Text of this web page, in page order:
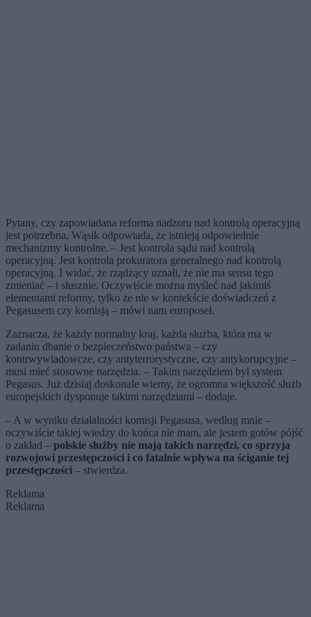
Pytany, czy zapowiadana reforma nadzoru nad kontrolą operacyjną
jest potrzebna, Wąsik odpowiada, że istnieją odpowiednie
mechanizmy kontrolne. – Jest kontrola sądu nad kontrolą
operacyjną. Jest kontrola prokuratora generalnego nad kontrolą
operacyjną. I widać, że rządzący uznali, że nie ma sensu tego
zmieniać – i słusznie. Oczywiście można myśleć nad jakimiś
elementami reformy, tylko że nie w kontekście doświadczeń z
Pegasusem czy komisją – mówi nam europoseł.
Zaznacza, że każdy normalny kraj, każda służba, która ma w
zadaniu dbanie o bezpieczeństwo państwa – czy
kontrwywiadowcze, czy antyterrorystyczne, czy antykorupcyjne –
musi mieć stosowne narzędzia. – Takim narzędziem był system
Pegasus. Już dzisiaj doskonale wiemy, że ogromna większość służb
europejskich dysponuje takimi narzędziami – dodaje.
– A w wyniku działalności komisji Pegasusa, według mnie –
oczywiście takiej wiedzy do końca nie mam, ale jestem gotów pójść
o zakład – polskie służby nie mają takich narzędzi, co sprzyja
rozwojowi przestępczości i co fatalnie wpływa na ściganie tej
przestępczości – stwierdza.
Reklama
Reklama